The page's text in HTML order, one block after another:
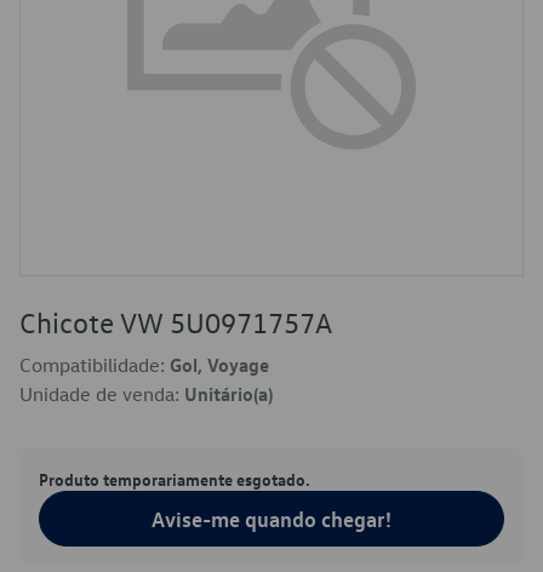
Chicote VW 5U0971757A
Compatibilidade: Gol, Voyage
Unidade de venda: Unitário(a)
Produto temporariamente esgotado.
Avise-me quando chegar!